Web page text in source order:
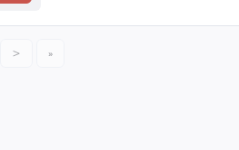
> »